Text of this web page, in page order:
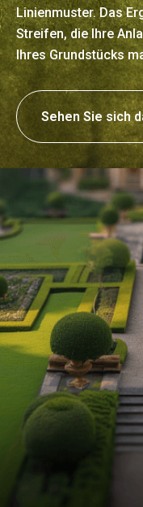
Linienmuster. Das
Streifen, die Ihre
Ihres Grundstücks
Sehen Sie sich